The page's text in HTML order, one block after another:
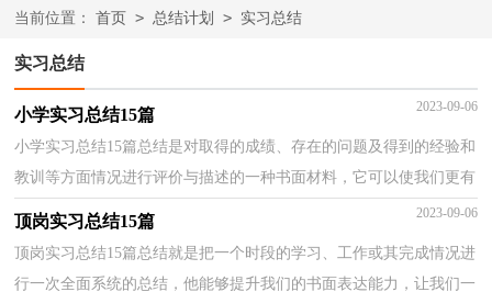
当前位置： 首页 > 总结计划 > 实习总结
实习总结
小学实习总结15篇 2023-09-06
小学实习总结15篇总结是对取得的成绩、存在的问题及得到的经验和
教训等方面情况进行评价与描述的一种书面材料，它可以使我们更有
效率，不妨坐下来好好写写总结吧。总结怎么写才...
顶岗实习总结15篇 2023-09-06
顶岗实习总结15篇总结就是把一个时段的学习、工作或其完成情况进
行一次全面系统的总结，他能够提升我们的书面表达能力，让我们一